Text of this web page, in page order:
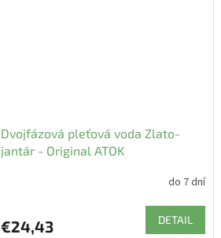
Dvojfázová pleťová voda Zlato-
jantár - Original ATOK
do 7 dní
€24,43 DETAIL